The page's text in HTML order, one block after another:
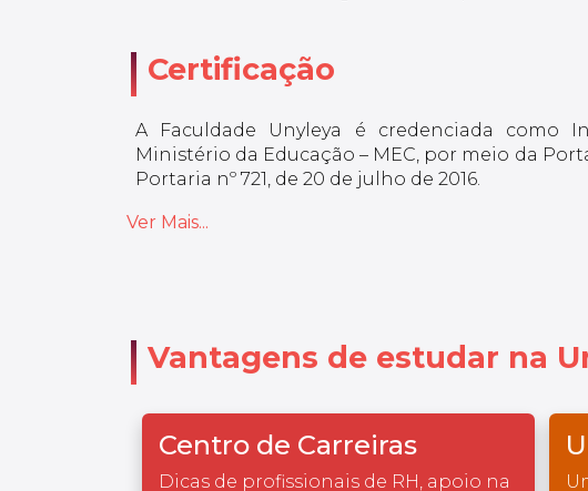
Certificação
A Faculdade Unyleya é credenciada como
Ministério da Educação – MEC, por meio da
Portaria nº 721, de 20 de julho de 2016.
Ver Mais...
Vantagens de estudar na
Centro de Carreiras
Dicas de profissionais de RH, apoio na